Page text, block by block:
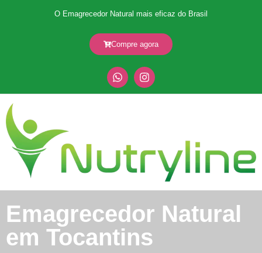
O Emagrecedor Natural mais eficaz do Brasil
Compre agora
Emagrecedor Natural
em Tocantins